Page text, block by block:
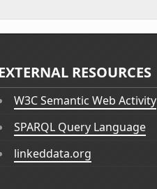
RESOURCES
W3C Semantic Web Activity
SPARQL Query Language
linkeddata.org